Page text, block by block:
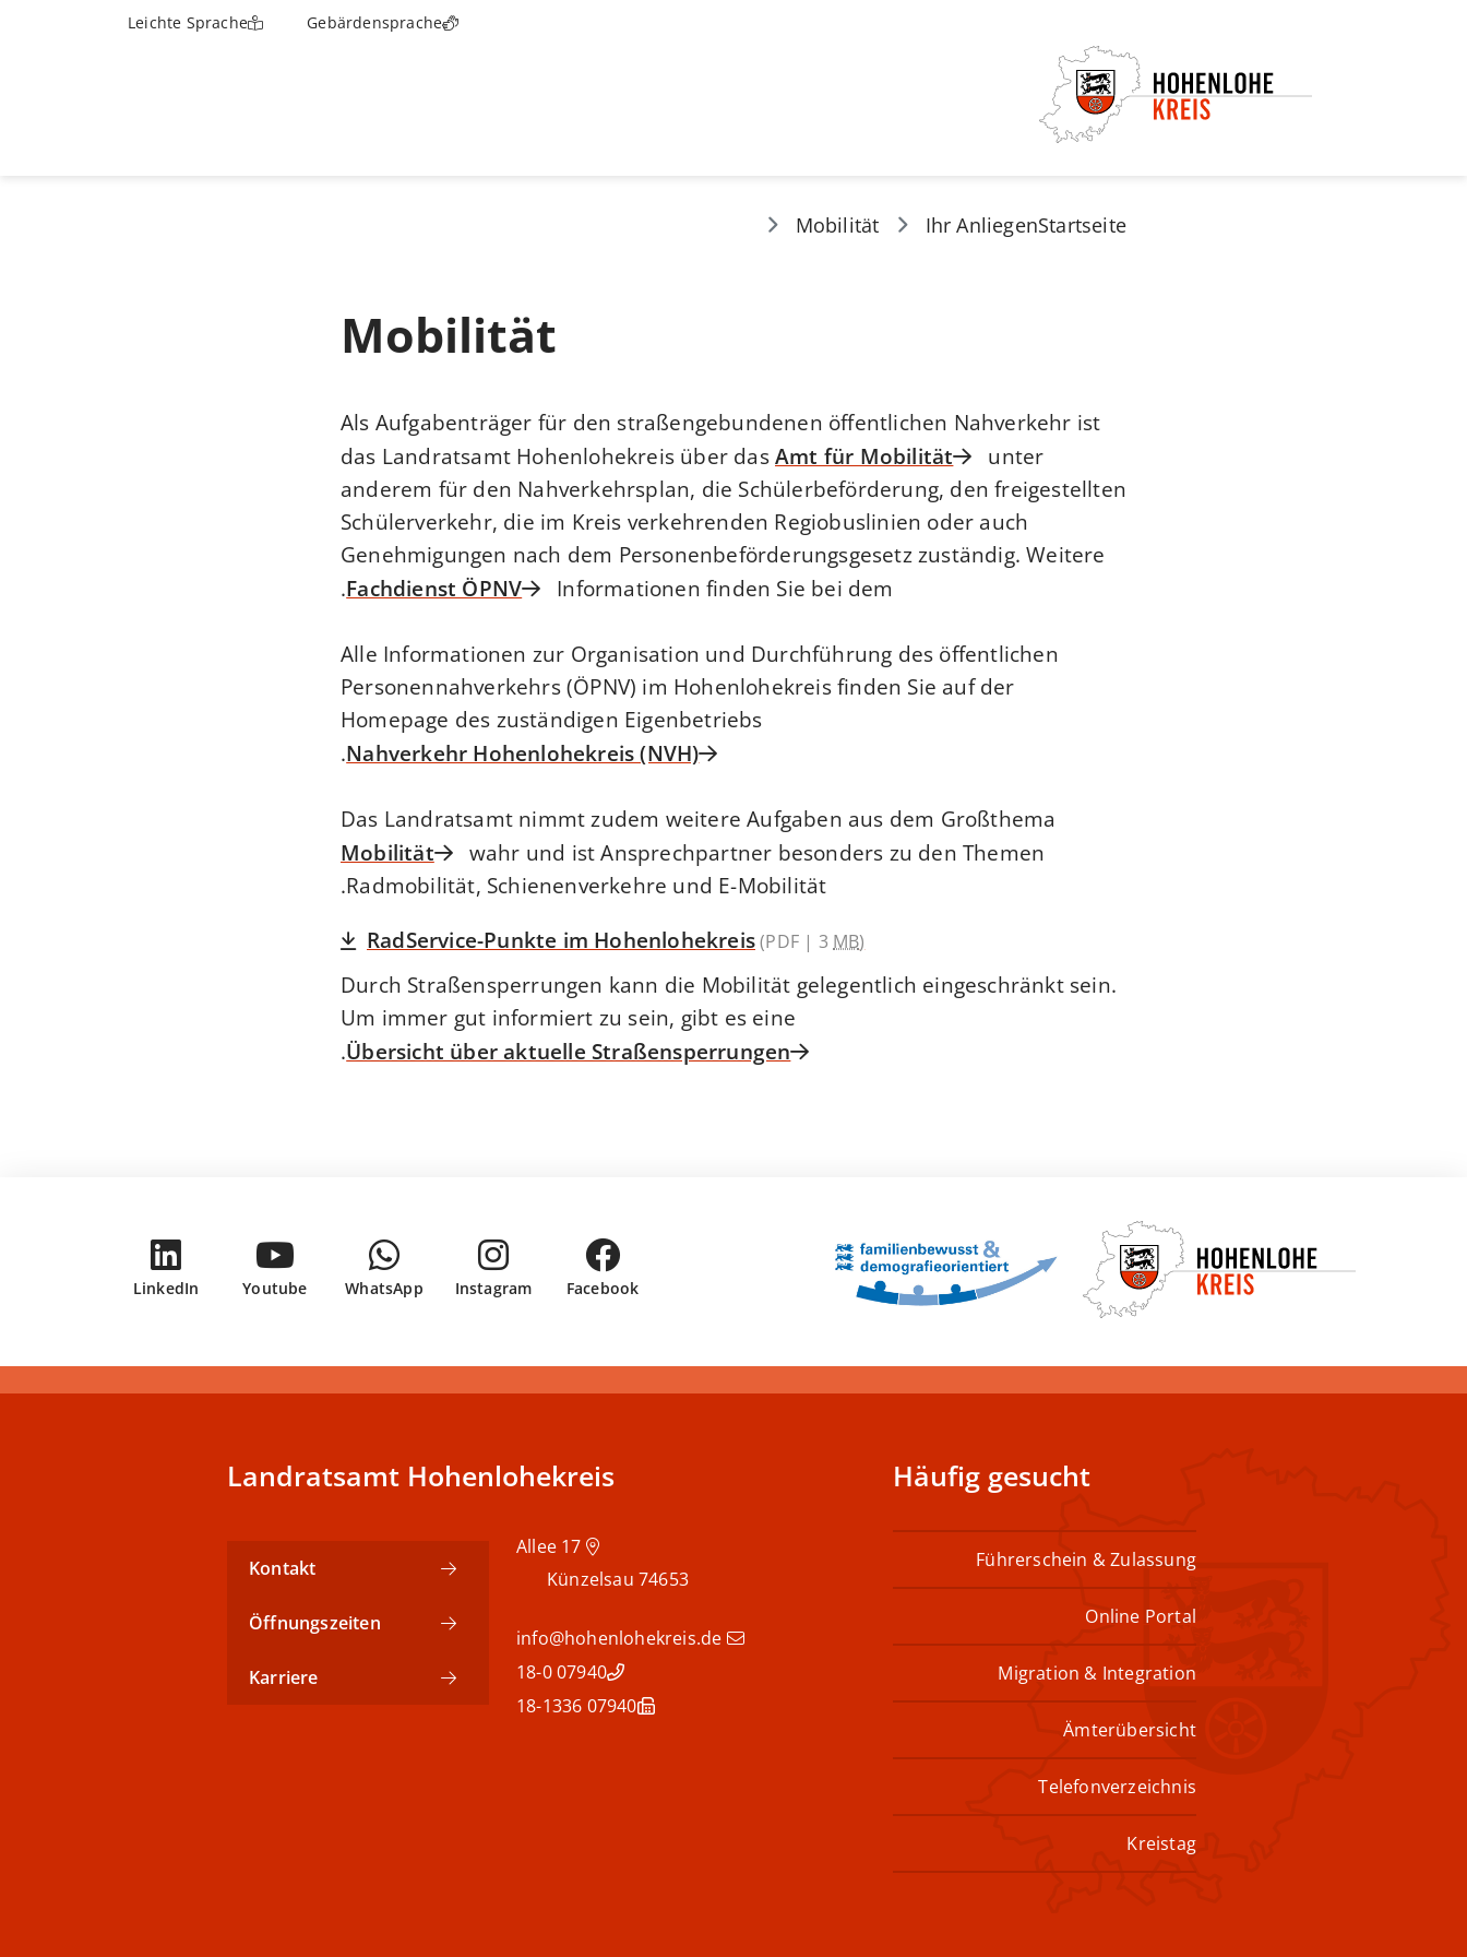
Gebärdensprache
Leichte Sprache
Startseite
Ihr Anliegen
Mobilität
Mobilität
Als Aufgabenträger für den straßengebundenen öffentlichen Nahverkehr ist
das Landratsamt Hohenlohekreis über dasAmt für Mobilität
unter
anderem für den Nahverkehrsplan, die Schülerbeförderung, den freigestellten
Schülerverkehr, die im Kreis verkehrenden Regiobuslinien oder auch
Genehmigungen nach dem Personenbeförderungsgesetz zuständig. Weitere
Informationen finden Sie bei dem
Fachdienst ÖPNV
.
Alle Informationen zur Organisation und Durchführung des öffentlichen
Personennahverkehrs (ÖPNV) im Hohenlohekreis finden Sie auf der
Homepage des zuständigen Eigenbetriebs
Nahverkehr Hohenlohekreis (NVH)
.
Das Landratsamt nimmt zudem weitere Aufgaben aus dem Großthema
Mobilität
wahr und ist Ansprechpartner besonders zu den Themen
Radmobilität, Schienenverkehre und E-Mobilität.
RadService-Punkte im Hohenlohekreis(PDF | 3 MB)
Durch Straßensperrungen kann die Mobilität gelegentlich eingeschränkt sein.
Um immer gut informiert zu sein, gibt es eine
Übersicht über aktuelle Straßensperrungen
.
Facebook
Instagram
WhatsApp
Youtube
LinkedIn
Häufig gesucht
Führerschein & Zulassung
Online Portal
Migration & Integration
Ämterübersicht
Telefonverzeichnis
Kreistag
Landratsamt Hohenlohekreis
74653
Künzelsau
info@hohenlohekreis.de
07940 18-0
07940 18-1336
Kontakt
Öffnungszeiten
Karriere